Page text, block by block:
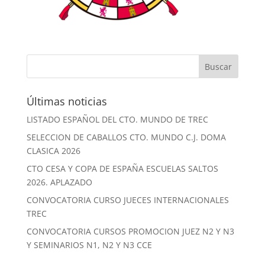
Últimas noticias
LISTADO ESPAÑOL DEL CTO. MUNDO DE TREC
SELECCION DE CABALLOS CTO. MUNDO C.J. DOMA
CLASICA 2026
CTO CESA Y COPA DE ESPAÑA ESCUELAS SALTOS
2026. APLAZADO
CONVOCATORIA CURSO JUECES INTERNACIONALES
TREC
CONVOCATORIA CURSOS PROMOCION JUEZ N2 Y N3
Y SEMINARIOS N1, N2 Y N3 CCE